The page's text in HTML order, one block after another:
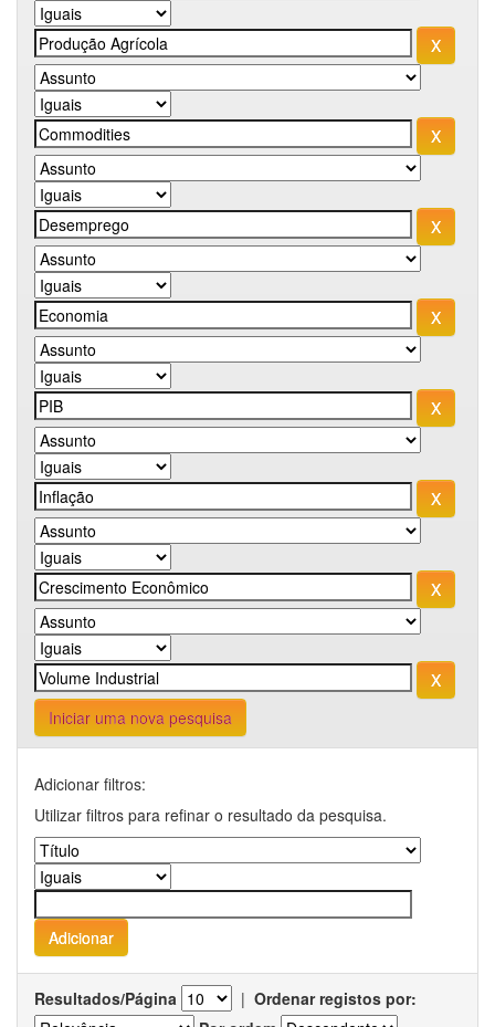
Iniciar uma nova pesquisa
Adicionar filtros:
Utilizar filtros para refinar o resultado da pesquisa.
Resultados/Página | Ordenar registos por: